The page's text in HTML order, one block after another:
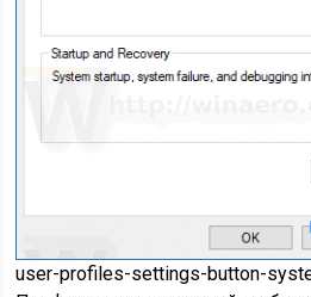
user-profiles-settings-button-